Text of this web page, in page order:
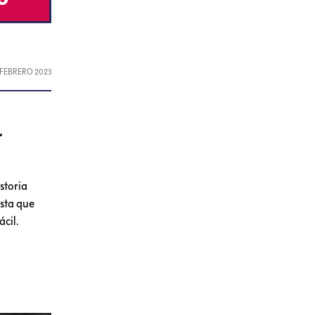
2023
que